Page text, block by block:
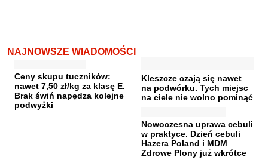
NAJNOWSZE WIADOMOŚCI
Ceny skupu tuczników:
nawet 7,50 zł/kg za klasę E.
Brak świń napędza kolejne
podwyżki
Kleszcze czają się nawet
na podwórku. Tych miejsc
na ciele nie wolno pominąć
Nowoczesna uprawa cebuli
w praktyce. Dzień cebuli
Hazera Poland i MDM
Zdrowe Plony już wkrótce